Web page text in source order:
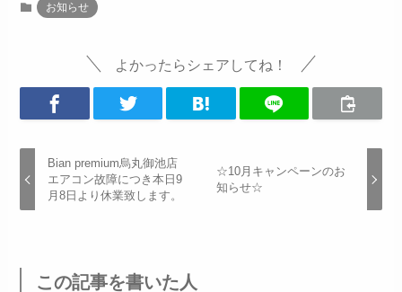
お知らせ
よかったらシェアしてね！
Bian premium烏丸御池店
エアコン故障につき本日9
月8日より休業致します。
☆10月キャンペーンのお
知らせ☆
この記事を書いた人